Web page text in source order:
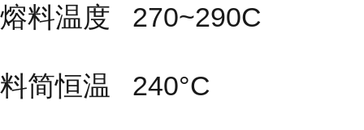
熔料温度 270~290C
料简恒温 240°C